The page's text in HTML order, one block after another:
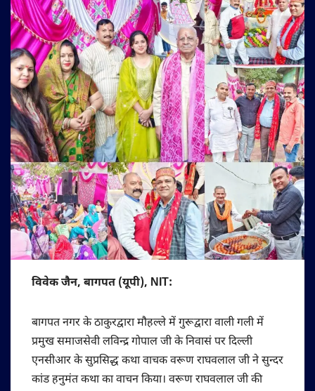
विवेक जैन, बागपत (यूपी), NIT:
बागपत नगर के ठाकुरद्वारा मौहल्ले में गुरूद्वारा वाली गली में
प्रमुख समाजसेवी लविन्द्र गोपाल जी के निवासं पर दिल्ली
एनसीआर के सुप्रसिद्ध कथा वाचक वरूण राघवलाल जी ने सुन्दर
कांड हनुमंत कथा का वाचन किया। वरूण राघवलाल जी की